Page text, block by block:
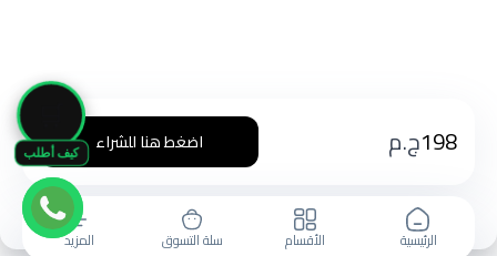
كيف أطلب 198ج.م اضغط هنا للشراء
الرئيسية الأقسام سلة التسوق المزيد